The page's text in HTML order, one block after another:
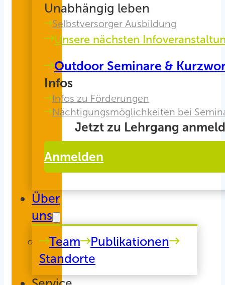
Unabhängig leben
Selbstversorger Ausbildung
Unsere nächsten
Outdoor Seminare &
Infos
Infos zu Förderungen
Nächtigungsmöglichkeiten bei
Jetzt zu Lehrgang
Anmelden
Über
uns
Team
Publikationen
Standorte